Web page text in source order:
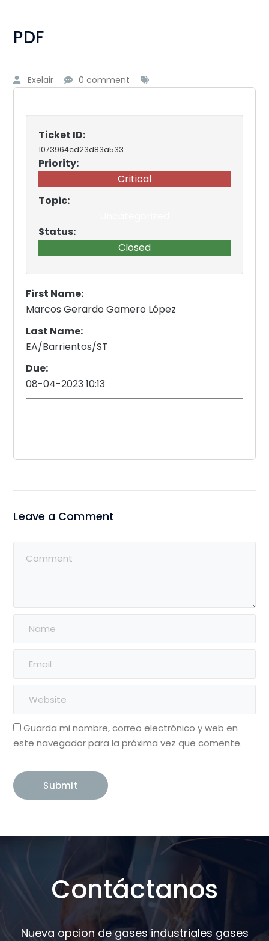
PDF
Exelair 0 comment
Ticket ID:
1073964cd23d83a533
Priority:
Critical
Topic:
Status:
Closed
First Name:
Marcos Gerardo Gamero López
Last Name:
EA/Barrientos/ST
Due:
08-04-2023 10:13
Leave a Comment
Guarda mi nombre, correo electrónico y web en
este navegador para la próxima vez que comente.
Contáctanos
Nueva opcion de gases industriales gases